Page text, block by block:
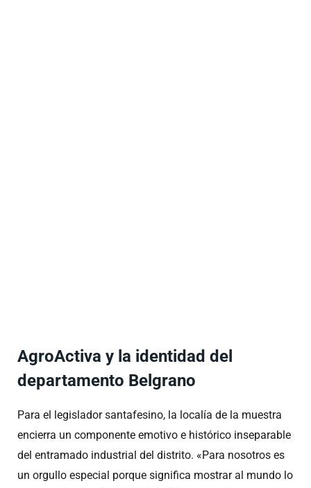
AgroActiva y la identidad del
departamento Belgrano
Para el legislador santafesino, la localía de la muestra
encierra un componente emotivo e histórico inseparable
del entramado industrial del distrito. «Para nosotros es
un orgullo especial porque significa mostrar al mundo lo